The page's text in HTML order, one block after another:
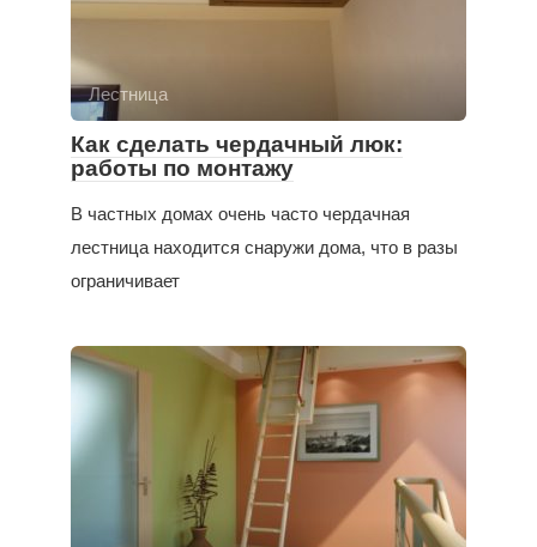
Лестница
Как сделать чердачный люк:
работы по монтажу
В частных домах очень часто чердачная
лестница находится снаружи дома, что в разы
ограничивает